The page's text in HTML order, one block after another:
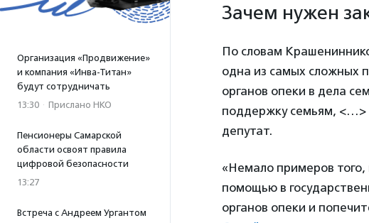
Организация «Продвижение»
и компания «Инва-Титан»
будут сотрудничать
13:30 · Прислано НКО
Пенсионеры Самарской
области освоят правила
цифровой безопасности
13:27
Встреча с Андреем Ургантом
Зачем нужен
По словам
одна из самых сложных
органов опеки в дела
поддержку семьям, <…>
депутат.
«Немало примеров
помощью в
органов опеки и